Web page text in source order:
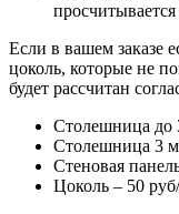
Если в вашем заказе
цоколь, которые не
будет рассчитан
Столешница до
Столешница 3
Стеновая
Цоколь – 50